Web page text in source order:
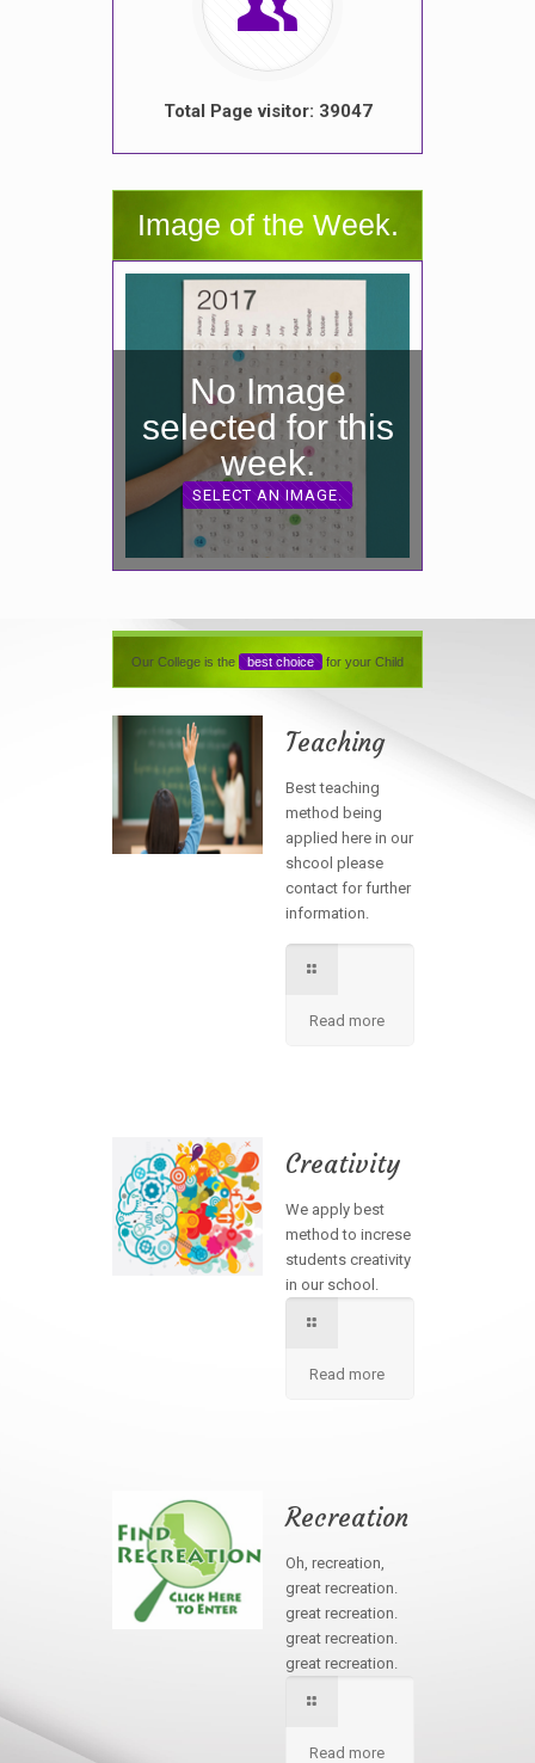
Total Page visitor: 39047
Image of the Week.
No Image
selected for this
week.
SELECT AN IMAGE.
Our College is the best choice for your Child
Teaching
Best teaching
method being
applied here in our
shcool please
contact for further
information.
Read more
Creativity
We apply best
method to increse
students creativity
in our school.
Read more
Recreation
Oh, recreation,
great recreation.
great recreation.
great recreation.
great recreation.
Read more